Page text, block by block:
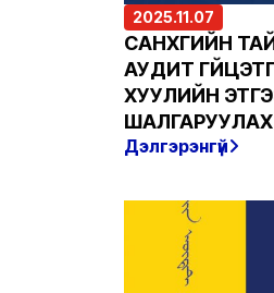
2025.11.07
САНХҮҮГИЙН
АУДИТ
ХУУЛИЙН
Дэлгэрэнгүй